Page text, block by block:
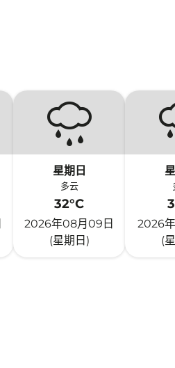
星期日
多云
32°C
2026年08月09日
(星期日)
2026
(